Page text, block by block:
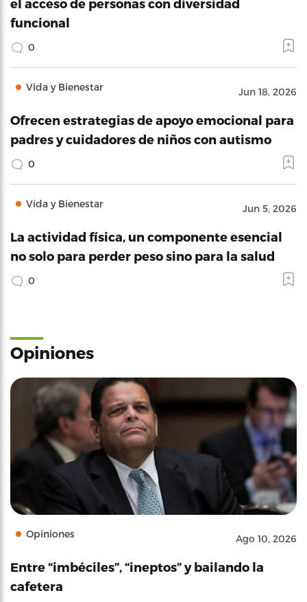
el acceso de personas con diversidad
funcional
0
Vida y Bienestar Jun 18, 2026
Ofrecen estrategias de apoyo emocional para
padres y cuidadores de niños con autismo
0
Vida y Bienestar Jun 5, 2026
La actividad física, un componente esencial
no solo para perder peso sino para la salud
0
Opiniones
Opiniones Ago 10, 2026
Entre “imbéciles”, “ineptos” y bailando la
cafetera